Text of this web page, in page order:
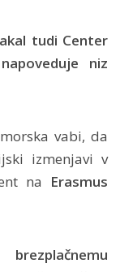
tudi Center
niz
vabi, da
izmenjavi v
na Erasmus
brezplačnemu